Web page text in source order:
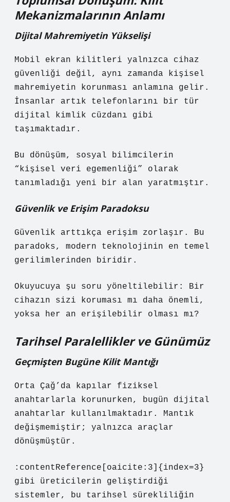
Mekanizmalarının Anlamı
Dijital Mahremiyetin Yükselişi
Mobil ekran kilitleri yalnızca cihaz
güvenliği değil, aynı zamanda kişisel
mahremiyetin korunması anlamına gelir.
İnsanlar artık telefonlarını bir tür
dijital kimlik cüzdanı gibi
taşımaktadır.
Bu dönüşüm, sosyal bilimcilerin
“kişisel veri egemenliği” olarak
tanımladığı yeni bir alan yaratmıştır.
Güvenlik ve Erişim Paradoksu
Güvenlik arttıkça erişim zorlaşır. Bu
paradoks, modern teknolojinin en temel
gerilimlerinden biridir.
Okuyucuya şu soru yöneltilebilir: Bir
cihazın sizi koruması mı daha önemli,
yoksa her an erişilebilir olması mı?
Tarihsel Paralellikler ve Günümüz
Geçmişten Bugüne Kilit Mantığı
Orta Çağ’da kapılar fiziksel
anahtarlarla korunurken, bugün dijital
anahtarlar kullanılmaktadır. Mantık
değişmemiştir; yalnızca araçlar
dönüşmüştür.
:contentReference[oaicite:3]{index=3}
gibi üreticilerin geliştirdiği
sistemler, bu tarihsel sürekliliğin